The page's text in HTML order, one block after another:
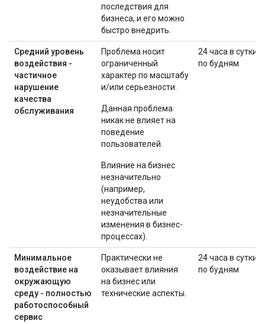
последствия для
бизнеса, и его можно
быстро внедрить.
Средний уровень
воздействия -
частичное
нарушение
качества
обслуживания
Проблема носит
ограниченный
характер по масштабу
и/или серьезности.
Данная проблема
никак не влияет на
поведение
пользователей.
Влияние на бизнес
незначительно
(например,
неудобства или
незначительные
изменения в бизнес-
процессах).
24 часа в сутки
по будням
Минимальное
воздействие на
окружающую
среду - полностью
работоспособный
сервис
Практически не
оказывает влияния
на бизнес или
технические аспекты.
24 часа в сутки
по будням